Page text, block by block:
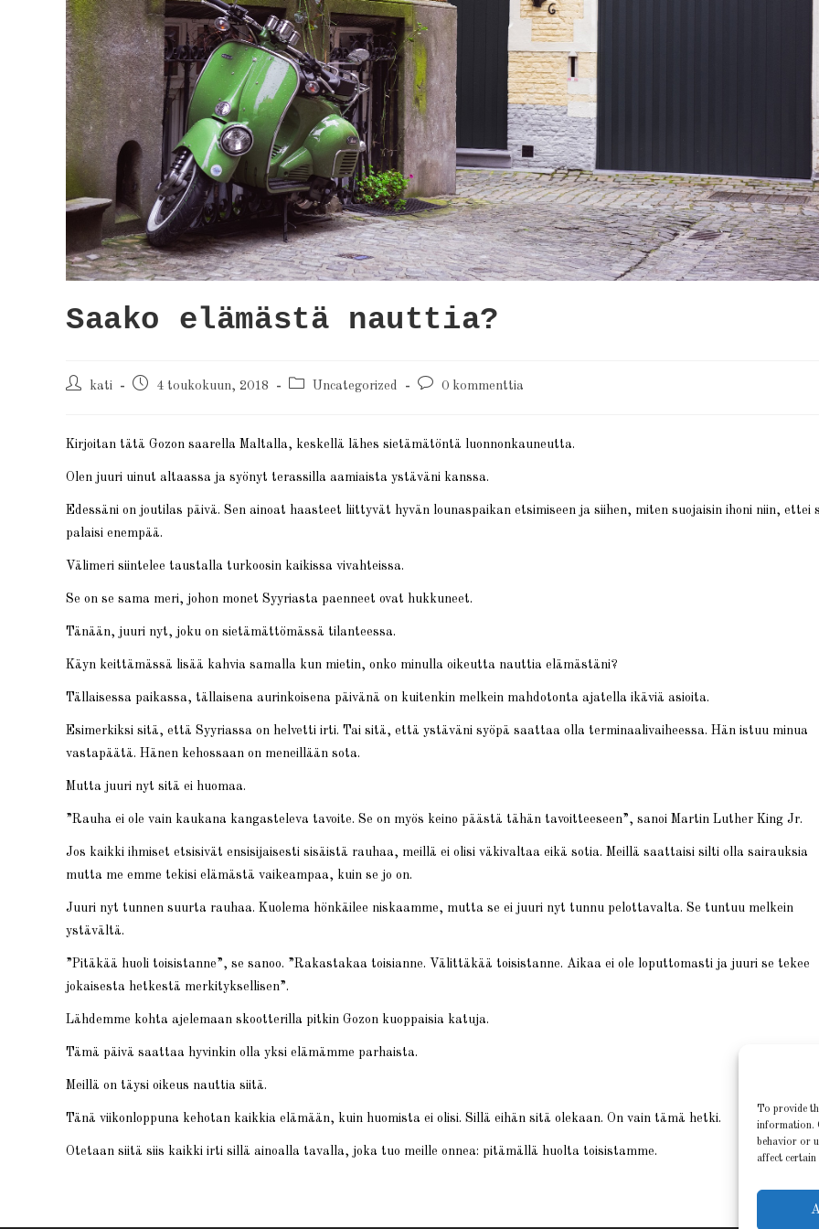
To provide
information.
behavior or
affect certain
Saako elämästä nauttia?
kati 4 toukokuun, 2018 Uncategorized 0 kommenttia
Kirjoitan tätä Gozon saarella Maltalla, keskellä lähes sietämätöntä luonnonkauneutta.
Olen juuri uinut altaassa ja syönyt terassilla aamiaista ystäväni kanssa.
Edessäni on joutilas päivä. Sen ainoat haasteet liittyvät hyvän lounaspaikan etsimiseen ja siihen, miten suojaisin ihoni niin, ettei
palaisi enempää.
Välimeri siintelee taustalla turkoosin kaikissa vivahteissa.
Se on se sama meri, johon monet Syyriasta paenneet ovat hukkuneet.
Tänään, juuri nyt, joku on sietämättömässä tilanteessa.
Käyn keittämässä lisää kahvia samalla kun mietin, onko minulla oikeutta nauttia elämästäni?
Tällaisessa paikassa, tällaisena aurinkoisena päivänä on kuitenkin melkein mahdotonta ajatella ikäviä asioita.
Esimerkiksi sitä, että Syyriassa on helvetti irti. Tai sitä, että ystäväni syöpä saattaa olla terminaalivaiheessa. Hän istuu minua
vastapäätä. Hänen kehossaan on meneillään sota.
Mutta juuri nyt sitä ei huomaa.
”Rauha ei ole vain kaukana kangasteleva tavoite. Se on myös keino päästä tähän tavoitteeseen”, sanoi Martin Luther King Jr.
Jos kaikki ihmiset etsisivät ensisijaisesti sisäistä rauhaa, meillä ei olisi väkivaltaa eikä sotia. Meillä saattaisi silti olla sairauksia
mutta me emme tekisi elämästä vaikeampaa, kuin se jo on.
Juuri nyt tunnen suurta rauhaa. Kuolema hönkäilee niskaamme, mutta se ei juuri nyt tunnu pelottavalta. Se tuntuu melkein
ystävältä.
”Pitäkää huoli toisistanne”, se sanoo. ”Rakastakaa toisianne. Välittäkää toisistanne. Aikaa ei ole loputtomasti ja juuri se tekee
jokaisesta hetkestä merkityksellisen”.
Lähdemme kohta ajelemaan skootterilla pitkin Gozon kuoppaisia katuja.
Tämä päivä saattaa hyvinkin olla yksi elämämme parhaista.
Meillä on täysi oikeus nauttia siitä.
Tänä viikonloppuna kehotan kaikkia elämään, kuin huomista ei olisi. Sillä eihän sitä olekaan. On vain tämä hetki.
Otetaan siitä siis kaikki irti sillä ainoalla tavalla, joka tuo meille onnea: pitämällä huolta toisistamme.